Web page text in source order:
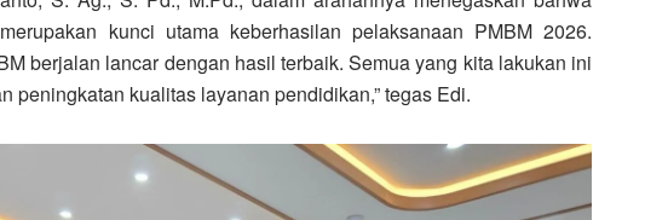
kunci utama keberhasilan pelaksanaan PMBM 2026.
berjalan lancar dengan hasil terbaik. Semua yang kita lakukan ini
peningkatan kualitas layanan pendidikan,” tegas Edi.